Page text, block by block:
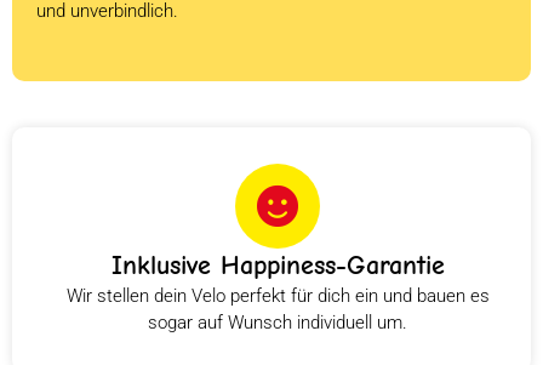
und unverbindlich.
Inklusive Happiness-Garantie
Wir stellen dein Velo perfekt für dich ein und bauen es
sogar auf Wunsch individuell um.